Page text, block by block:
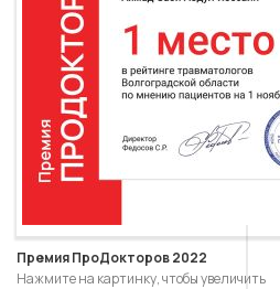
Премия ПроДокторов 2022
Нажмите на картинку, чтобы увеличить